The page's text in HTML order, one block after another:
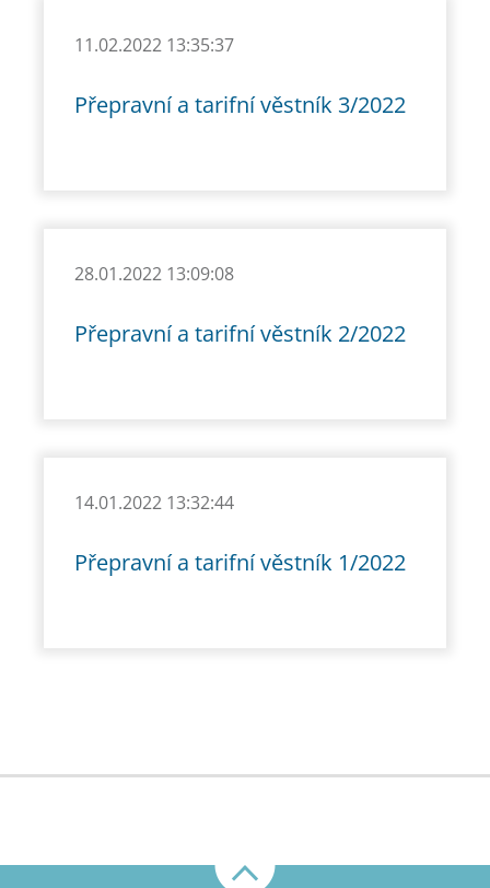
11.02.2022 13:35:37
Přepravní a tarifní věstník 3/2022
28.01.2022 13:09:08
Přepravní a tarifní věstník 2/2022
14.01.2022 13:32:44
Přepravní a tarifní věstník 1/2022